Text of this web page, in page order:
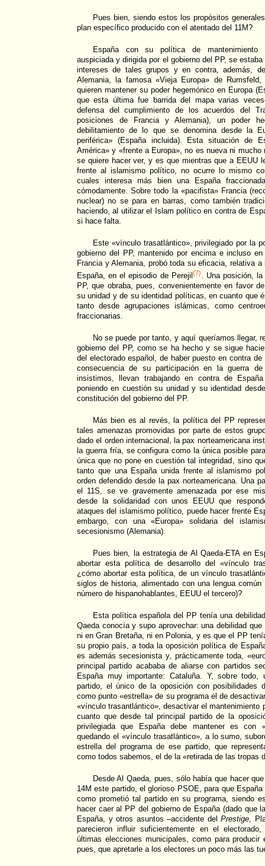
Pues bien, siendo estos los propósitos
plan específico producido con el atentado del 11M?
España con su política de mantenimiento
auspiciada y dirigida por el gobierno del PP, se
intereses de tales grupos y en contra, además,
Alemania, la famosa «Vieja Europa» de
quieren mantener su poder hegemónico en Europa
que esta última fue barrida del mapa varias
defensa del cumplimiento de los acuerdos del
posiciones de Francia y Alemania), un poder
debilitamiento de lo que se denomina desde la
periférica» (España incluida). Esta situación de
América» y «frente a Europa», no es nueva ni
se quiere hacer ver, y es que mientras que a EEUU
frente al islamismo político, no ocurre lo mismo
cuales interesa más bien una España
cómodamente. Sobre todo la «pacifista» Francia
nuclear) no se para en barras, como también
haciendo, al utilizar el Islam político en contra de
si hace falta.
Este «vínculo trasatlántico», privilegiado por la
gobierno del PP, mantenido por encima e incluso
Francia y Alemania, probó toda su eficacia, relativa
España, en el episodio de Perejil {7}. Una posición, la
PP, que obraba, pues, convenientemente en favor
su unidad y de su identidad políticas, en cuanto que
tanto desde agrupaciones islámicas, como
fraccionarias.
No se puede por tanto, y aquí queríamos llegar,
gobierno del PP, como se ha hecho y se sigue
del electorado español, de haber puesto en contra
consecuencia de su participación en la guerra
insistimos, llevan trabajando en contra de
poniendo en cuestión su unidad y su identidad
constitución del gobierno del PP.
Más bien es al revés, la política del PP
tales amenazas promovidas por parte de estos
dado el orden internacional, la pax norteamericana
la guerra fría, se configura como la única posible
única que no pone en cuestión tal integridad, sino
tanto que una España unida frente al islamismo
orden defendido desde la pax norteamericana. Una
el 11S, se ve gravemente amenazada por ese
desde la solidaridad con unos EEUU que
ataques del islamismo político, puede hacer frente
embargo, con una «Europa» solidaria del
secesionismo (Alemania).
Pues bien, la estrategia de Al Qaeda-ETA en
abortar esta política de desarrollo del «vínculo
¿cómo abortar esta política, de un vínculo
siglos de historia, alimentado con una lengua
número de hispanohablantes, EEUU el tercero)?
Esta política española del PP tenía una
Qaeda conocía y supo aprovechar: una debilidad
ni en Gran Bretaña, ni en Polonia, y es que el PP
su propio país, a toda la oposición política de
es además secesionista y, prácticamente toda,
principal partido acababa de aliarse con partidos
España muy importante: Cataluña. Y, sobre todo,
partido, el único de la oposición con posibilidades
como punto «estrella» de su programa el de
«vínculo trasantlántico», desactivar el mantenimiento
cuanto que desde tal principal partido de la
privilegiada que España debe mantener es con
quedando el «vínculo trasatlántico», a lo sumo,
estrella del programa de ese partido, que
como todos sabemos, el de la «retirada de las tropas
Desde Al Qaeda, pues, sólo había que hacer
14M este partido, el glorioso PSOE, para que
como prometió tal partido en su programa, siendo
hacer caer al PP del gobierno de España (dado que
España, y otros asuntos –accidente del Prestige,
parecieron influir suficientemente en el
últimas elecciones municipales, como para producir
pues, que apretarle a los electores un poco más las